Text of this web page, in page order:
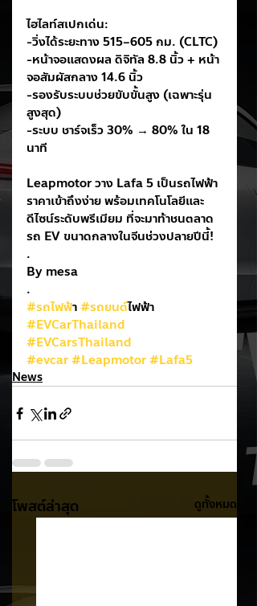
ไฮไลท์สเปกเด่น:
-วิ่งได้ระยะทาง 515–605 กม. (CLTC)
-หน้าจอแสดงผล ดิจิทัล 8.8 นิ้ว + หน้า
จอสัมผัสกลาง 14.6 นิ้ว
-รองรับระบบช่วยขับขั้นสูง (เฉพาะรุ่น
สูงสุด)
-ระบบ ชาร์จเร็ว 30% → 80% ใน 18
นาที
Leapmotor วาง Lafa 5 เป็นรถไฟฟ้า
ราคาเข้าถึงง่าย พร้อมเทคโนโลยีและ
ดีไซน์ระดับพรีเมียม ที่จะมาท้าชนตลาด
รถ EV ขนาดกลางในจีนช่วงปลายปีนี้!
.
By mesa
.
#รถไฟฟ้า #รถยนต์ไฟฟ้า
#EVCarThailand
#EVCarsThailand
#evcar#Leapmotor#Lafa5
News
โพสต์ล่าสุด ดูทั้งหมด